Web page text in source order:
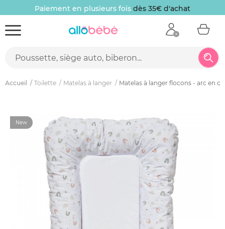
Paiement en plusieurs fois dès 35€ d'achat
Accueil Toilette Matelas à langer Matelas à langer flocons - arc en
New